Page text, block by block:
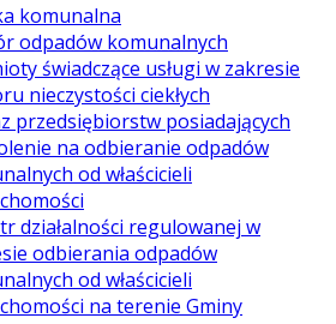
komunalna
odpadów komunalnych
świadczące usługi w zakresie
nieczystości ciekłych
przedsiębiorstw posiadających
na odbieranie odpadów
od właścicieli
działalności regulowanej w
odbierania odpadów
od właścicieli
na terenie Gminy